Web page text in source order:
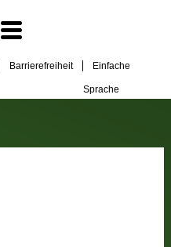
Barrierefreiheit Einfache
Sprache